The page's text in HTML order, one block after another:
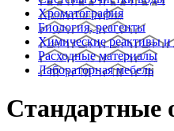
Хроматография
Биология, реагенты
Химические реактивы и
Расходные материалы
Лабораторная мебель
Стандартные